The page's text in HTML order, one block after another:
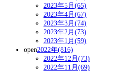
2023年5月(65)
2023年4月(67)
2023年3月(74)
2023年2月(73)
2023年1月(59)
open2022年(816)
2022年12月(73)
2022年11月(69)